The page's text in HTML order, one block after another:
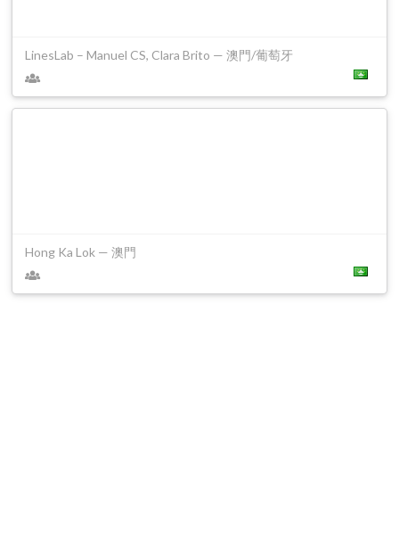
LinesLab – Manuel CS, Clara Brito — 澳門/葡萄牙
Hong Ka Lok — 澳門